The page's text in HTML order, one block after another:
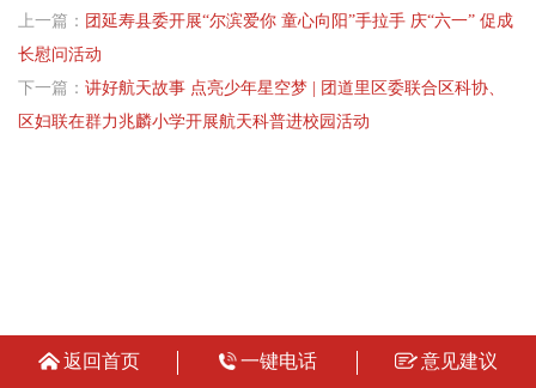
上一篇： 团延寿县委开展“尔滨爱你 童心向阳”手拉手 庆“六一” 促成
长慰问活动
下一篇： 讲好航天故事 点亮少年星空梦 | 团道里区委联合区科协、
区妇联在群力兆麟小学开展航天科普进校园活动
返回首页 一键电话 意见建议